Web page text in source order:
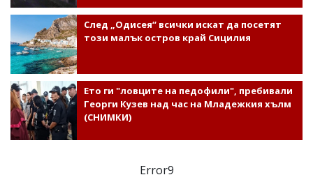
След „Одисея“ всички искат да посетят
този малък остров край Сицилия
Ето ги "ловците на педофили", пребивали
Георги Кузев над час на Младежкия хълм
(СНИМКИ)
Error9